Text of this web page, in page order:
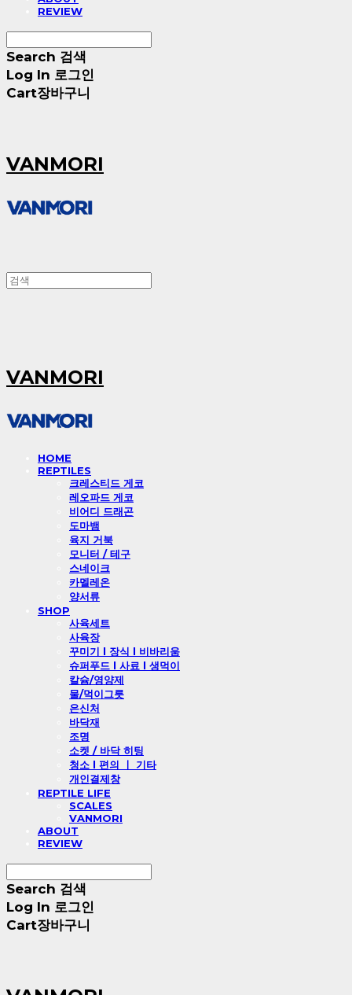
REVIEW
Search 검색
Log In 로그인
Cart장바구니
VANMORI
VANMORI
HOME
REPTILES
크레스티드 게코
레오파드 게코
비어디 드래곤
도마뱀
육지 거북
모니터 / 테구
스네이크
카멜레온
양서류
SHOP
사육세트
사육장
꾸미기 l 장식 l 비바리움
슈퍼푸드 l 사료 l 생먹이
칼슘/영양제
물/먹이그릇
은신처
바닥재
조명
소켓 / 바닥 히팅
청소 l 편의 ㅣ 기타
개인결제창
REPTILE LIFE
SCALES
VANMORI
ABOUT
REVIEW
Search 검색
Log In 로그인
Cart장바구니